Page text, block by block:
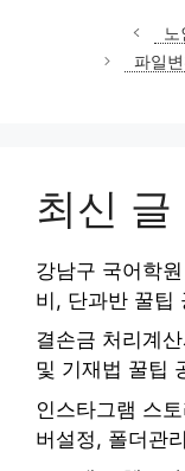
파일
최신 글
강남구 국어학
비, 단과반 꿀팁
결손금 처리계
및 기재법 꿀팁
인스타그램 스
버설정, 폴더관